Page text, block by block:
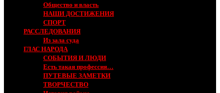
Общество и власть
НАШИ ДОСТИЖЕНИЯ
СПОРТ
РАССЛЕДОВАНИЯ
Из зала суда
ГЛАС НАРОДА
СОБЫТИЯ И ЛЮДИ
Есть такая профессия…
ПУТЕВЫЕ ЗАМЕТКИ
ТВОРЧЕСТВО